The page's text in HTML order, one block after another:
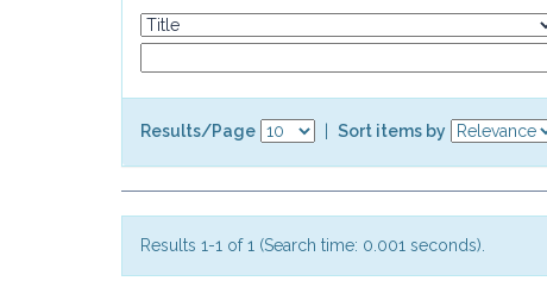
Results/Page Sort items by
Results 1-1 of 1 (Search time: 0.001 seconds).